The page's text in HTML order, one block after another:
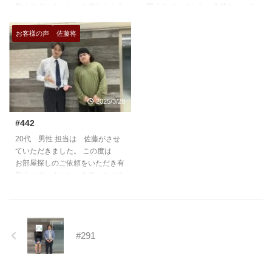
https://teian-enh.com/staff011/
お客様の声 佐藤将
2025/3/28
#442
20代 男性 担当は 佐藤がさせ
ていただきました。 この度は
お部屋探しのご依頼をいただき有
#291